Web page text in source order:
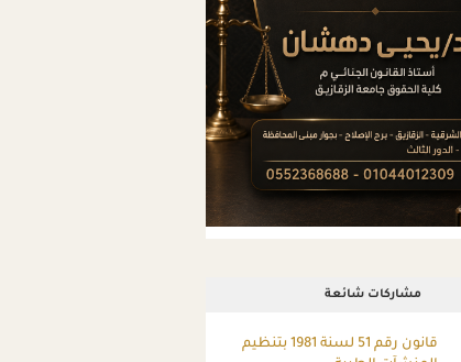
مشاركات شائعة
قانون رقم 51 لسنة 1981 بتنظيم